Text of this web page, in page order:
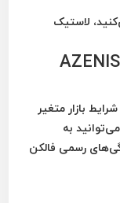
لاستیک
قیمت و خرید لاستیک فالکن AZENIS
بازارمتغیر
به
رسمی فالکن